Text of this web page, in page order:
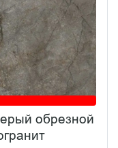
обрезной